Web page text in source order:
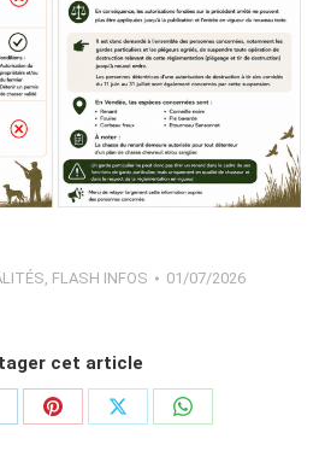
, FLASH INFOS 01/07/2026
cet article
PartagerPartagerPartager